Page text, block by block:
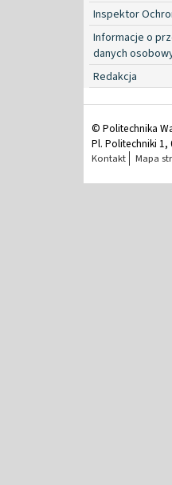
Inspektor
Informacje o
danych
Redakcja
© Politechnika
Pl. Politechniki
Kontakt Mapa